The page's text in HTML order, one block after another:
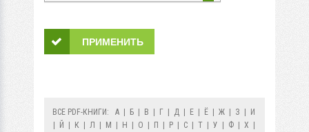
ВСЕ PDF-КНИГИ: А Б В Г Д Е Ё Ж З
И
Й К Л М Н О П Р С Т У Ф Х